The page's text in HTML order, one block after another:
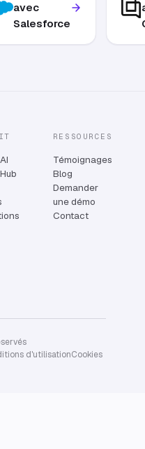
avec
Salesforce
RESSOURCES
Témoignages
Blog
Demander
une démo
Contact
d'utilisationCookies